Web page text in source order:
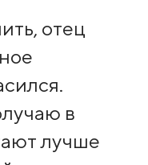
отец
в
лучше